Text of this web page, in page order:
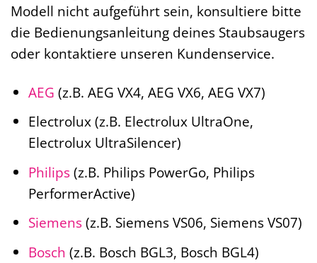
Modell nicht aufgeführt sein, konsultiere bitte
die Bedienungsanleitung deines Staubsaugers
oder kontaktiere unseren Kundenservice.
AEG (z.B. AEG VX4, AEG VX6, AEG VX7)
Electrolux (z.B. Electrolux UltraOne,
Electrolux UltraSilencer)
Philips(z.B. Philips PowerGo, Philips
PerformerActive)
Siemens(z.B. Siemens VS06, Siemens VS07)
Bosch (z.B. Bosch BGL3, Bosch BGL4)